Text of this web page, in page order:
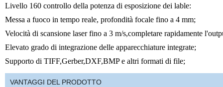
Livello 160 controllo della potenza di esposizione dei lable:
Messa a fuoco in tempo reale, profondità focale fino a 4 mm;
Velocità di scansione laser fino a 3 m/s,completare rapidamente
Elevato grado di integrazione delle apparecchiature integrate;
Supporto di TIFF,Gerber,DXF,BMP e altri formati di file;
VANTAGGI DEL PRODOTTO